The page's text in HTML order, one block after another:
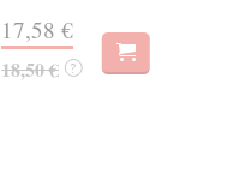
17,58 €
18,50 € ?